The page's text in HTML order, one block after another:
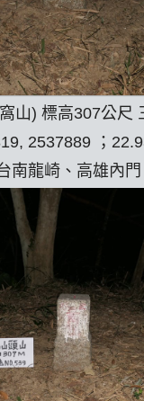
山) 標高307公尺
2537889 ；
南龍崎、高雄內門